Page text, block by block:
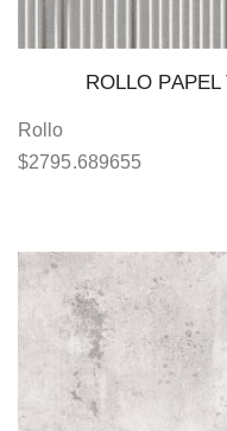
ROLLO
Rollo
$2795.689655